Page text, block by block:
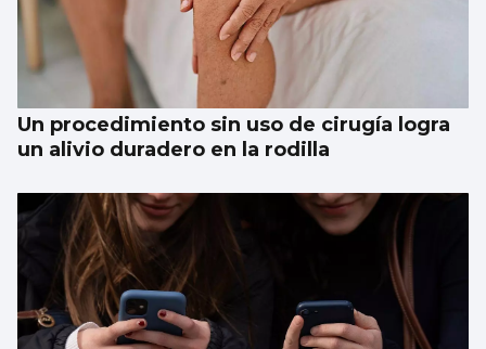
Un procedimiento sin uso de cirugía logra
un alivio duradero en la rodilla